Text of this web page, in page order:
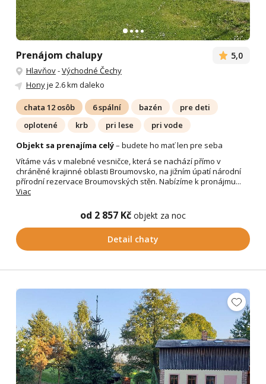
Prenájom chalupy 5,0
Hlavňov-Východné Čechy
Honyje 2.6 km daleko
chata 12 osôb 6 spální bazén
pre deti
oplotené
krb pri lese
pri vode
Objekt sa prenajíma celý– budete ho mať len pre seba
Vítáme vás v malebné vesničce, která se nachází přímo v
chráněné krajinné oblasti Broumovsko, na jižním úpatí národní
přírodní rezervace Broumovských stěn. Nabízíme k pronájmu...
Viac
od 2 857 Kč objekt za noc
Detail chaty